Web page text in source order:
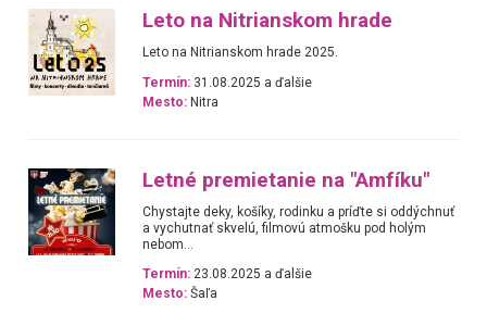
Leto na Nitrianskom hrade
Leto na Nitrianskom hrade 2025.
Termín: 31.08.2025 a ďalšie
Mesto: Nitra
Letné premietanie na "Amfíku"
Chystajte deky, košíky, rodinku a príďte si oddýchnuť
a vychutnať skvelú, filmovú atmošku pod holým
nebom...
Termín: 23.08.2025 a ďalšie
Mesto: Šaľa